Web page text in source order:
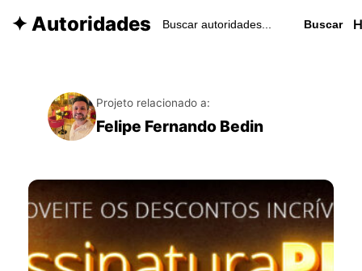
✦ Autoridades Buscar
Projeto relacionado a:
Felipe Fernando Bedin